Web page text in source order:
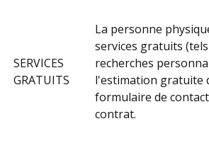
SERVICES
GRATUITS
La personne
services gratuits
recherches
l'estimation gratuite
formulaire de
contrat.